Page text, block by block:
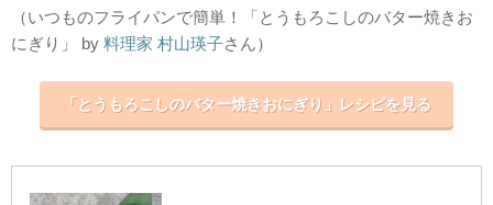
（いつものフライパンで簡単！「とうもろこしのバター焼きお
にぎり」 by 料理家 村山瑛子さん）
「とうもろこしのバター焼きおにぎり」レシピを見る